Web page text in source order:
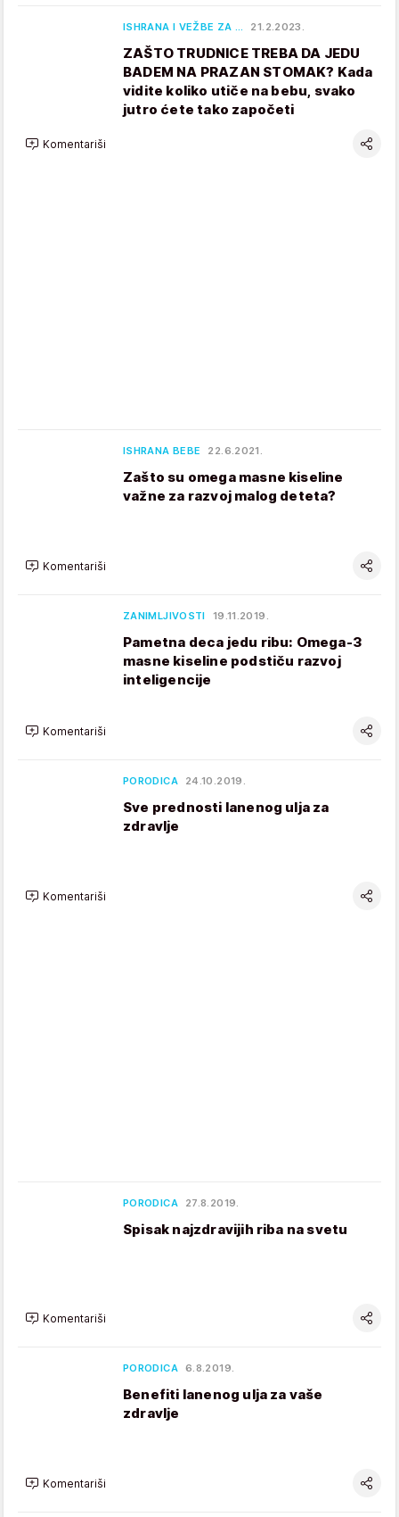
ISHRANA I VEŽBE ZA … 21.2.2023.
ZAŠTO TRUDNICE TREBA DA JEDU
BADEM NA PRAZAN STOMAK? Kada
vidite koliko utiče na bebu, svako
jutro ćete tako započeti
Komentariši
ISHRANA BEBE 22.6.2021.
Zašto su omega masne kiseline
važne za razvoj malog deteta?
Komentariši
ZANIMLJIVOSTI 19.11.2019.
Pametna deca jedu ribu: Omega-3
masne kiseline podstiču razvoj
inteligencije
Komentariši
PORODICA 24.10.2019.
Sve prednosti lanenog ulja za
zdravlje
Komentariši
PORODICA 27.8.2019.
Spisak najzdravijih riba na svetu
Komentariši
PORODICA 6.8.2019.
Benefiti lanenog ulja za vaše
zdravlje
Komentariši